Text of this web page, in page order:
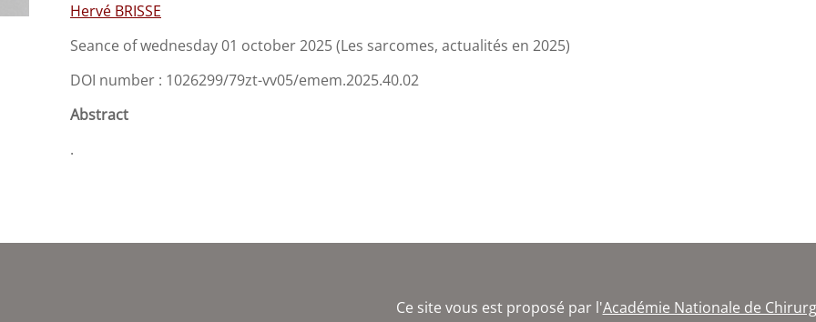
Hervé BRISSE
Seance of wednesday 01 october 2025 (Les sarcomes, actualités en 2025)
DOI number : 1026299/79zt-vv05/emem.2025.40.02
Abstract
.
Ce site vous est proposé par l'Académie Nationale de